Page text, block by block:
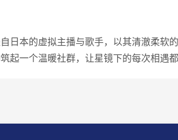
日本的虚拟主播与歌手，以其清澈柔软
起一个温暖社群，让星镜下的每次相遇都